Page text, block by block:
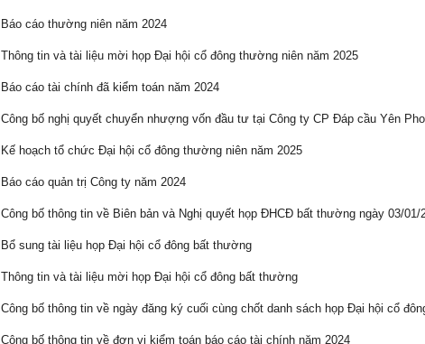
Báo cáo thường niên năm 2024
Thông tin và tài liệu mời họp Đại hội cổ đông thường niên năm 2025
Báo cáo tài chính đã kiểm toán năm 2024
Công bố nghị quyết chuyển nhượng vốn đầu tư tại Công ty CP Đáp cầu Yên
Kế hoạch tổ chức Đại hội cổ đông thường niên năm 2025
Báo cáo quản trị Công ty năm 2024
Công bố thông tin về Biên bản và Nghị quyết họp ĐHCĐ bất thường ngày 03/01/
Bổ sung tài liệu họp Đại hội cổ đông bất thường
Thông tin và tài liệu mời họp Đại hội cổ đông bất thường
Công bố thông tin về ngày đăng ký cuối cùng chốt danh sách họp Đại hội cổ
Công bố thông tin về đơn vị kiểm toán báo cáo tài chính năm 2024